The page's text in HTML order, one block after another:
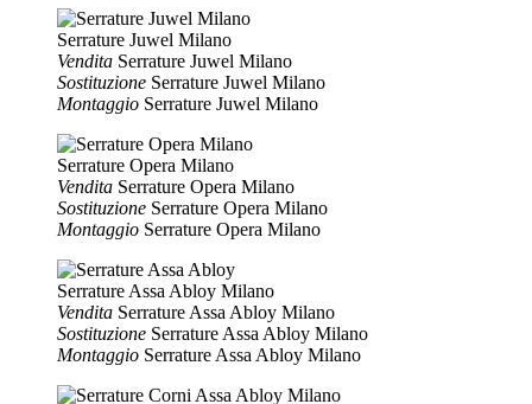
Serrature Juwel Milano
Vendita Serrature Juwel Milano
Sostituzione Serrature Juwel Milano
Montaggio Serrature Juwel Milano
Serrature Opera Milano
Vendita Serrature Opera Milano
Sostituzione Serrature Opera Milano
Montaggio Serrature Opera Milano
Serrature Assa Abloy Milano
Vendita Serrature Assa Abloy Milano
Sostituzione Serrature Assa Abloy Milano
Montaggio Serrature Assa Abloy Milano